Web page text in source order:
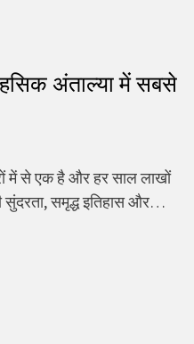
अंताल्या में सबसे
में से एक है और हर साल लाखों
समृद्ध इतिहास और…